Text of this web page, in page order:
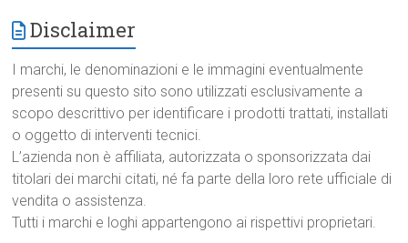
Disclaimer
I marchi, le denominazioni e le immagini eventualmente
presenti su questo sito sono utilizzati esclusivamente a
scopo descrittivo per identificare i prodotti trattati, installati
o oggetto di interventi tecnici.
L’azienda non è affiliata, autorizzata o sponsorizzata dai
titolari dei marchi citati, né fa parte della loro rete ufficiale di
vendita o assistenza.
Tutti i marchi e loghi appartengono ai rispettivi proprietari.